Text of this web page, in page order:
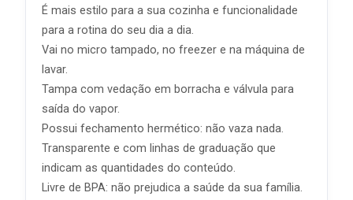
É mais estilo para a sua cozinha e funcionalidade
para a rotina do seu dia a dia.
Vai no micro tampado, no freezer e na máquina de
lavar.
Tampa com vedação em borracha e válvula para
saída do vapor.
Possui fechamento hermético: não vaza nada.
Transparente e com linhas de graduação que
indicam as quantidades do conteúdo.
Livre de BPA: não prejudica a saúde da sua família.